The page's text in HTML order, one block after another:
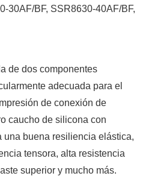
30AF/BF, SSR8630-40AF/BF,
de dos componentes
adecuada para el
de conexión de
caucho de silicona con
una buena resiliencia elástica,
tensora, alta resistencia
superior y mucho más.